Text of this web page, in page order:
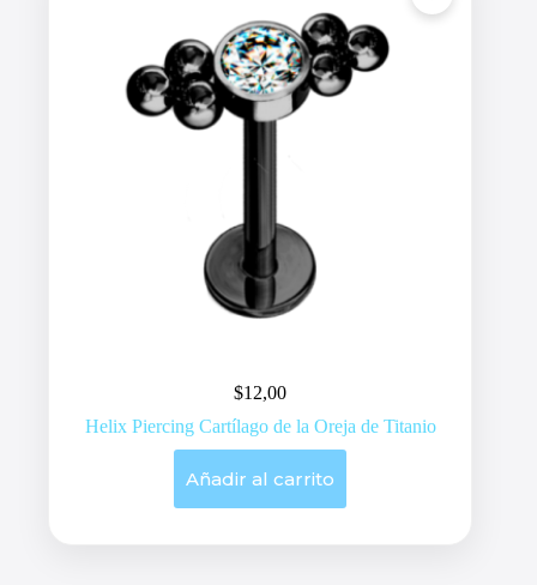
$12,00
Helix Piercing Cartílago de la Oreja de Titanio
Añadir al carrito